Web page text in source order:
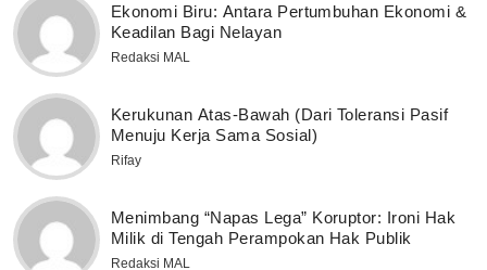
Ekonomi Biru: Antara Pertumbuhan Ekonomi &
Keadilan Bagi Nelayan
Redaksi MAL
Kerukunan Atas-Bawah (Dari Toleransi Pasif
Menuju Kerja Sama Sosial)
Rifay
Menimbang “Napas Lega” Koruptor: Ironi Hak
Milik di Tengah Perampokan Hak Publik
Redaksi MAL